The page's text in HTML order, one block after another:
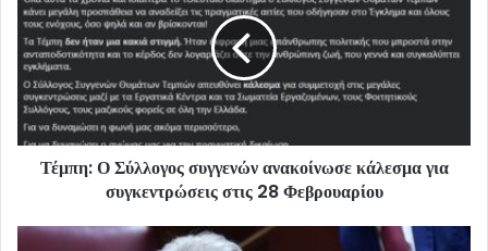
Τέμπη: Ο Σύλλογος συγγενών ανακοίνωσε κάλεσμα για
συγκεντρώσεις στις 28 Φεβρουαρίου